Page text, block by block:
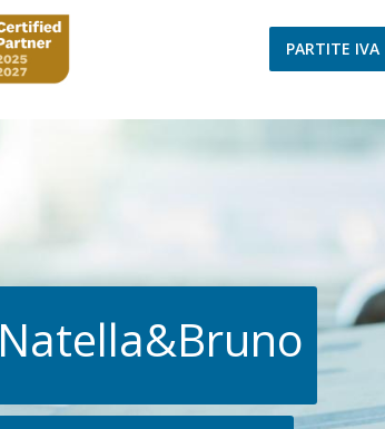
PARTITE IVA